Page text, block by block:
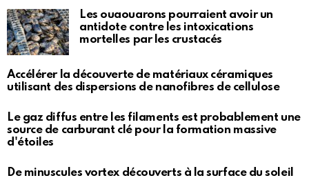
Les ouaouarons pourraient avoir un
antidote contre les intoxications
mortelles par les crustacés
Accélérer la découverte de matériaux céramiques
utilisant des dispersions de nanofibres de cellulose
Le gaz diffus entre les filaments est probablement une
source de carburant clé pour la formation massive
d'étoiles
De minuscules vortex découverts à la surface du soleil